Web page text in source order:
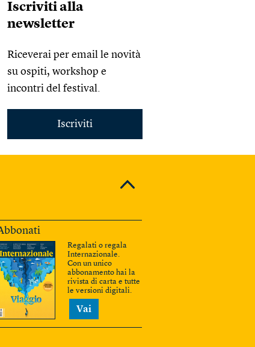
Iscriviti alla
newsletter
Riceverai per email le novità
su ospiti, workshop e
incontri del festival.
Iscriviti
Regalati o regala
Internazionale.
Con un unico
abbonamento hai la
rivista di carta e tutte
le versioni digitali.
Vai